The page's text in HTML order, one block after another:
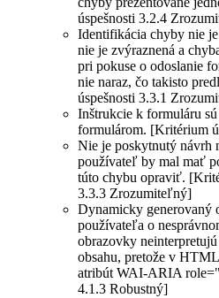
úspešnosti 3.2.4
Identifikácia chyby nie
nie je zvýraznená a
pri pokuse o odoslanie
nie naraz, čo takisto
úspešnosti 3.3.1
Inštrukcie k formuláru
formulárom. [Kritérium
Nie je poskytnutý návrh
používateľ by mal mať
túto chybu opraviť.
3.3.3 Zrozumiteľný]
Dynamicky generovaný
používateľa o
obrazovky
obsahu, pretože v
atribút WAI-ARIA
4.1.3 Robustný]